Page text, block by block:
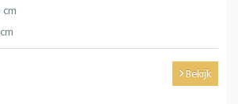
Bekijk